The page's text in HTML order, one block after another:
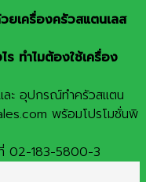
ยเครื่องครัวสแตนเลส
ร ทำไมต้องใช้เครื่อง
ละ อุปกรณ์ทำครัวสแตน
พร้อมโปรโมชั่นพิ
02-183-5800-3